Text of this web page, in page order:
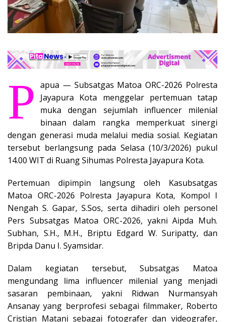
P apua — Subsatgas Matoa ORC-2026 Polresta
Jayapura Kota menggelar pertemuan tatap
muka dengan sejumlah influencer milenial
binaan dalam rangka memperkuat sinergi
dengan generasi muda melalui media sosial. Kegiatan
tersebut berlangsung pada Selasa (10/3/2026) pukul
14.00 WIT di Ruang Sihumas Polresta Jayapura Kota.
Pertemuan dipimpin langsung oleh Kasubsatgas
Matoa ORC-2026 Polresta Jayapura Kota, Kompol I
Nengah S. Gapar, S.Sos, serta dihadiri oleh personel
Pers Subsatgas Matoa ORC-2026, yakni Aipda Muh.
Subhan, S.H., M.H., Briptu Edgard W. Suripatty, dan
Bripda Danu I. Syamsidar.
Dalam kegiatan tersebut, Subsatgas Matoa
mengundang lima influencer milenial yang menjadi
sasaran pembinaan, yakni Ridwan Nurmansyah
Ansanay yang berprofesi sebagai filmmaker, Roberto
Cristian Matani sebagai fotografer dan videografer,